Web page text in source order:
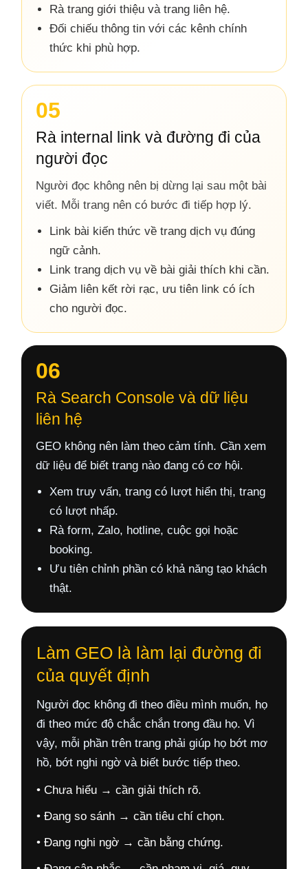
Rà trang giới thiệu và trang liên hệ.
Đối chiếu thông tin với các kênh chính
thức khi phù hợp.
05
Rà internal link và đường đi của
người đọc
Người đọc không nên bị dừng lại sau một bài
viết. Mỗi trang nên có bước đi tiếp hợp lý.
Link bài kiến thức về trang dịch vụ đúng
ngữ cảnh.
Link trang dịch vụ về bài giải thích khi cần.
Giảm liên kết rời rạc, ưu tiên link có ích
cho người đọc.
06
Rà Search Console và dữ liệu
liên hệ
GEO không nên làm theo cảm tính. Cần xem
dữ liệu để biết trang nào đang có cơ hội.
Xem truy vấn, trang có lượt hiển thị, trang
có lượt nhấp.
Rà form, Zalo, hotline, cuộc gọi hoặc
booking.
Ưu tiên chỉnh phần có khả năng tạo khách
thật.
Làm GEO là làm lại đường đi
của quyết định
Người đọc không đi theo điều mình muốn, họ
đi theo mức độ chắc chắn trong đầu họ. Vì
vậy, mỗi phần trên trang phải giúp họ bớt mơ
hồ, bớt nghi ngờ và biết bước tiếp theo.
• Chưa hiểu → cần giải thích rõ.
• Đang so sánh → cần tiêu chí chọn.
• Đang nghi ngờ → cần bằng chứng.